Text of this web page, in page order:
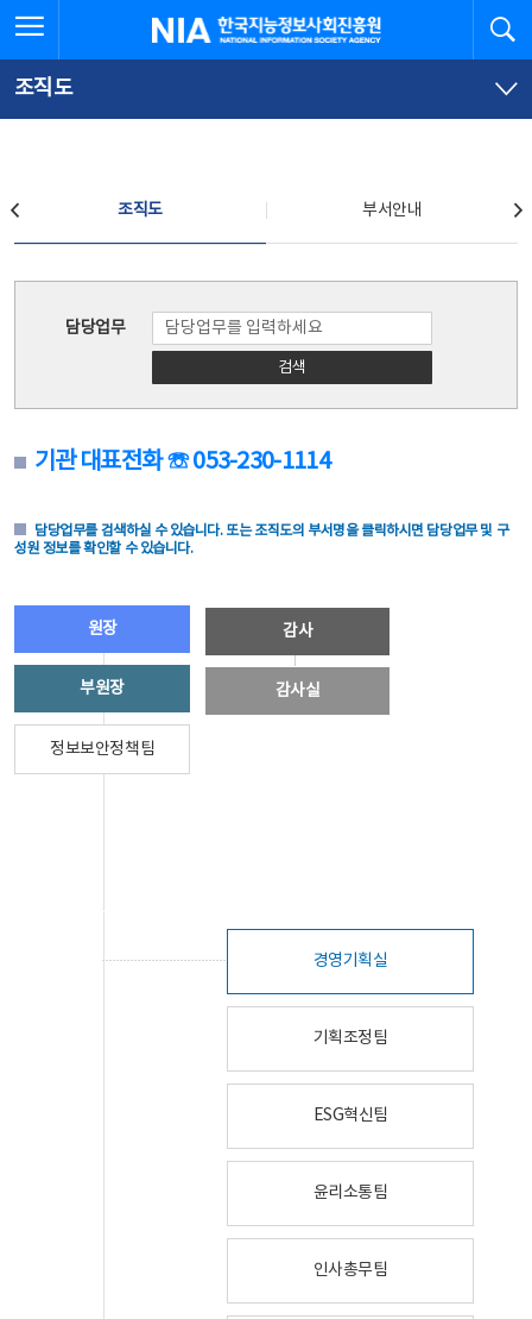
문
로
가
체
뉴
바
가
한국지능정보사회진흥원
조직도
조직도 부서안내
담당업무
검색
기관 대표전화 ☏ 053-230-1114
담당업무를 검색하실 수 있습니다. 또는 조직도의 부서명을 클릭하시면 담당업무 및 구
성원 정보를 확인할 수 있습니다.
원장
부원장
정보보안정책팀
감사
감사실
경영기획실
기획조정팀
ESG혁신팀
윤리소통팀
인사총무팀